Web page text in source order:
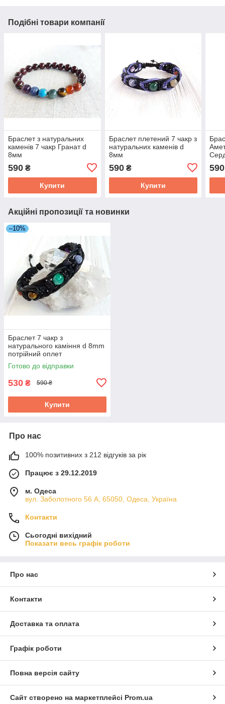
Подібні товари компанії
Браслет з натуральних
каменів 7 чакр Гранат d
8мм
590 ₴
Купити
Браслет плетений 7 чакр з
натуральних каменів d
8мм
590₴
Купити
590
Акційні пропозиції та новинки
–10%
Браслет 7 чакр з
натурального каміння d 8mm
потрійний оплет
Готово до відправки
530 ₴ 590 ₴
Купити
Про нас
100% позитивних з 212 відгуків за рік
Працює з 29.12.2019
м. Одеса
вул. Заболотного 56 А, 65050, Одеса, Україна
Контакти
Сьогодні вихідний
Показати весь графік роботи
Про нас
Контакти
Доставка та оплата
Графік роботи
Повна версія сайту
Сайт створено на маркетплейсі Prom.ua